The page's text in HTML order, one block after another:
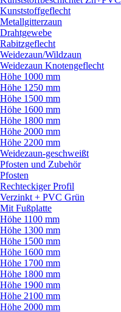
Kunststoffgeflecht
Metallgitterzaun
Drahtgewebe
Rabitzgeflecht
Weidezaun/Wildzaun
Weidezaun Knotengeflecht
Höhe 1000 mm
Höhe 1250 mm
Höhe 1500 mm
Höhe 1600 mm
Höhe 1800 mm
Höhe 2000 mm
Höhe 2200 mm
Weidezaun-geschweißt
Pfosten und Zubehör
Pfosten
Rechteckiger Profil
Verzinkt + PVC Grün
Mit Fußplatte
Höhe 1100 mm
Höhe 1300 mm
Höhe 1500 mm
Höhe 1600 mm
Höhe 1700 mm
Höhe 1800 mm
Höhe 1900 mm
Höhe 2100 mm
Höhe 2000 mm